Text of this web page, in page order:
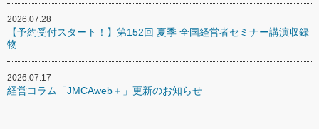
2026.07.28
【予約受付スタート！】第152回 夏季 全国経営者セミナー講演収録
物
2026.07.17
経営コラム「JMCAweb＋」更新のお知らせ